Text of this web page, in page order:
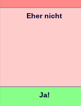
Eher nicht
Ja!